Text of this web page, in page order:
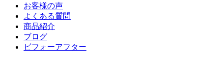
お客様の声
よくある質問
商品紹介
ブログ
ビフォーアフター